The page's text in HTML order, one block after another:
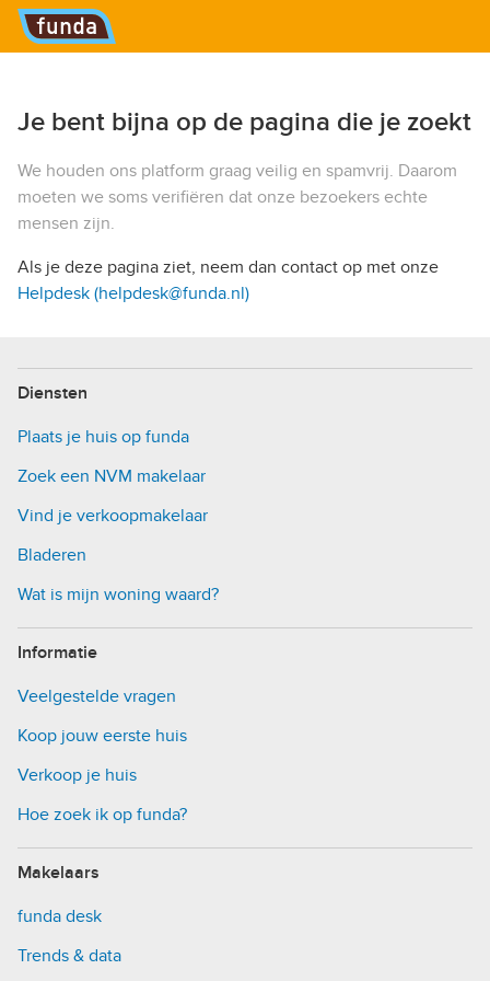
Hoofdmenu
Je bent bijna op de pagina die je zoekt
We houden ons platform graag veilig en spamvrij. Daarom
moeten we soms verifiëren dat onze bezoekers echte
mensen zijn.
Als je deze pagina ziet, neem dan contact op met onze
Helpdesk (helpdesk@funda.nl)
Diensten
Plaats je huis op funda
Zoek een NVM makelaar
Vind je verkoopmakelaar
Bladeren
Wat is mijn woning waard?
Informatie
Veelgestelde vragen
Koop jouw eerste huis
Verkoop je huis
Hoe zoek ik op funda?
Makelaars
funda desk
Trends & data